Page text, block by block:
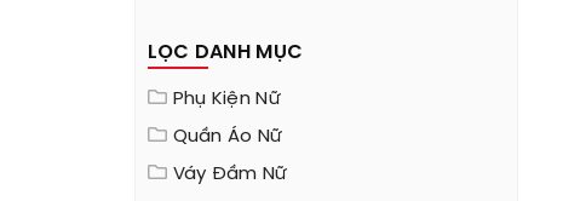
LỌC DANH MỤC
Phụ Kiện Nữ
Quần Áo Nữ
Váy Đầm Nữ